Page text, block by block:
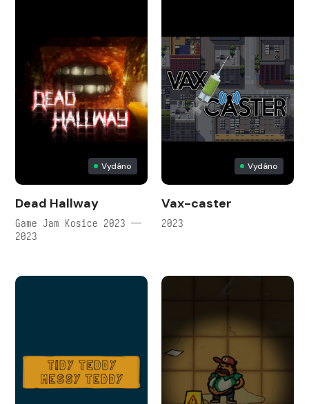
Vydáno
Dead Hallway
Game Jam Kosice 2023 —
2023
Vydáno
Vax-caster
2023